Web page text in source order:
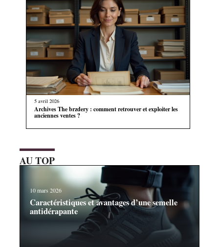
5 avril 2026
Archives The brzdery : comment retrouver et exploiter les
anciennes ventes ?
AU TOP
10 mars 2026
Caractéristiques et avantages d’une semelle
antidérapante